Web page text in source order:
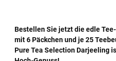
Bestellen Sie jetzt die edle
mit 6 Päckchen und je 25
Pure Tea Selection Darjeeling